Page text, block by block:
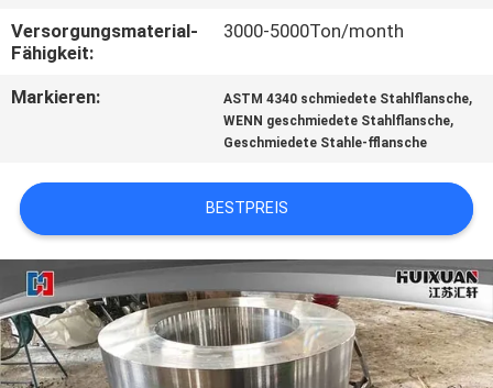
PRIVACY
POLICY
Versorgungsmaterial-
Fähigkeit:
3000-5000Ton/month
Markieren: ASTM 4340 schmiedete Stahlflansche,
WENN geschmiedete Stahlflansche,
Geschmiedete Stahle-fflansche
BESTPREIS